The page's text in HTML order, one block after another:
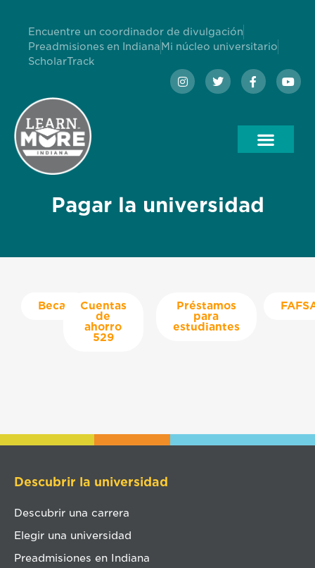
Encuentre un coordinador de divulgación
Preadmisiones en Indiana Mi núcleo universitario
ScholarTrack
Pagar la universidad
Becas
Cuentas
de
ahorro
529
Préstamos
para
estudiantes
Descubrir la universidad
Descubrir una carrera
Elegir una universidad
Preadmisiones en Indiana